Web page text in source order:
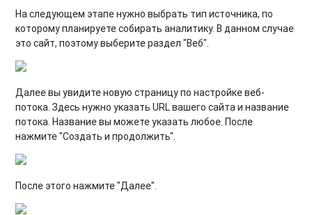
На следующем этапе нужно выбрать тип источника, по
которому планируете собирать аналитику. В данном случае
это сайт, поэтому выберите раздел "Веб".
Далее вы увидите новую страницу по настройке веб-
потока. Здесь нужно указать URL вашего сайта и название
потока. Название вы можете указать любое. После
нажмите "Создать и продолжить".
После этого нажмите "Далее".